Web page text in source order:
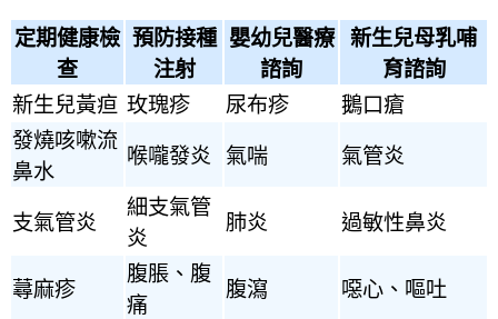
定期健康檢
查
預防接種
注射
嬰幼兒醫療
諮詢
新生兒母乳哺
育諮詢
新生兒黃疸 玫瑰疹 尿布疹
鵝口瘡
發燒咳嗽流
鼻水
喉嚨發炎 氣喘 氣管炎
支氣管炎
細支氣管
炎
肺炎 過敏性鼻炎
蕁麻疹
腹脹、腹
痛
腹瀉 噁心、嘔吐